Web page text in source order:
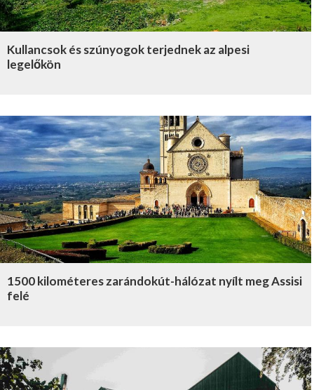
Kullancsok és szúnyogok terjednek az alpesi
legelőkön
1500 kilométeres zarándokút-hálózat nyílt meg Assisi
felé